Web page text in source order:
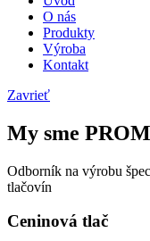
O nás
Produkty
Výroba
Kontakt
Zavrieť
My sme
Odborník na výrobu
tlačovín
Ceninová tlač